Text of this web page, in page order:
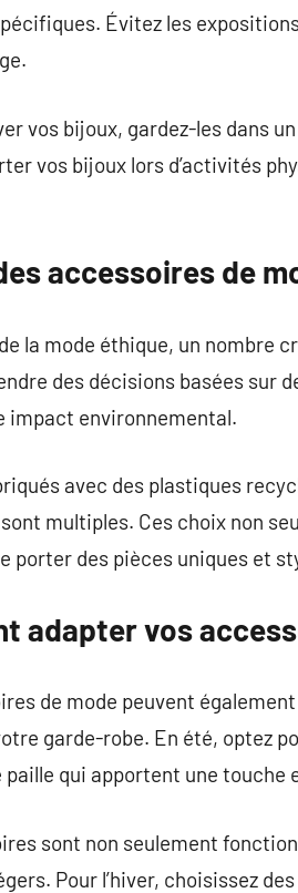
Évitez les
vos bijoux, gardez-les dans
vos bijoux lors d’activités
accessoires de
de la mode éthique, un nombre
des décisions basées sur
impact environnemental.
avec des plastiques
multiples. Ces choix non
porter des pièces uniques et
adapter vos
de mode peuvent
garde-robe. En été, optez
paille qui apportent une touche
sont non seulement
Pour l’hiver, choisissez